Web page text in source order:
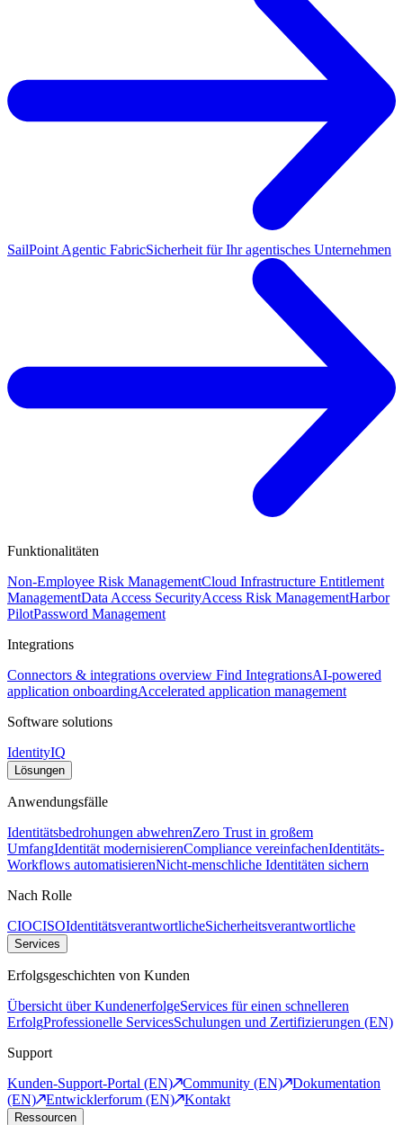
SailPoint Agentic FabricSicherheit für Ihr agentisches Unternehmen
Funktionalitäten
Non-Employee Risk ManagementCloud Infrastructure Entitlement
ManagementData Access SecurityAccess Risk ManagementHarbor
PilotPassword Management
Integrations
Connectors & integrations overview Find IntegrationsAI-powered
application onboardingAccelerated application management
Software solutions
IdentityIQ
Lösungen
Anwendungsfälle
Identitätsbedrohungen abwehrenZero Trust in großem
UmfangIdentität modernisierenCompliance vereinfachenIdentitäts-
Workflows automatisierenNicht-menschliche Identitäten sichern
Nach Rolle
CIOCISOIdentitätsverantwortlicheSicherheitsverantwortliche
Services
Erfolgsgeschichten von Kunden
Übersicht über KundenerfolgeServices für einen schnelleren
ErfolgProfessionelle ServicesSchulungen und Zertifizierungen (EN)
Support
Kunden-Support-Portal (EN)
Community (EN)
Dokumentation
(EN)
Entwicklerforum (EN) Kontakt
Ressourcen